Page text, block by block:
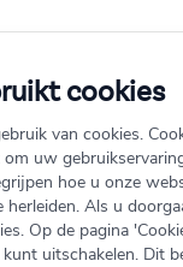
info@covermij.nl
010 333 1151
cookies
van cookies.
uw
hoe u onze
Als u
Op de pagina
uitschakelen. Dit